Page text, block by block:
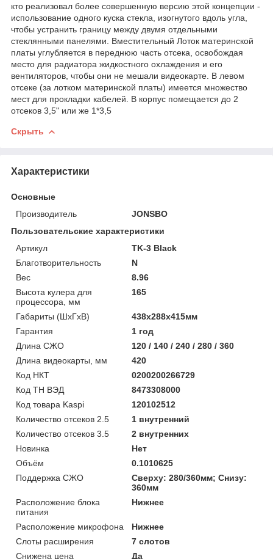
кто реализовал более совершенную версию этой концепции -
использование одного куска стекла, изогнутого вдоль угла,
чтобы устранить границу между двумя отдельными
стеклянными панелями. Вместительный Лоток материнской
платы углубляется в переднюю часть отсека, освобождая
место для радиатора жидкостного охлаждения и его
вентиляторов, чтобы они не мешали видеокарте. В левом
отсеке (за лотком материнской платы) имеется множество
мест для прокладки кабелей. В корпус помещается до 2
отсеков 3,5" или же 1*3,5
Скрыть
Характеристики
Основные
Производитель
JONSBO
Пользовательские характеристики
Артикул
TK-3 Black
Благотворительность
N
Вес
8.96
Высота кулера для
процессора, мм
165
Габариты (ШхГхВ)
438х288х415мм
Гарантия
1 год
Длина СЖО
120 / 140 / 240 / 280 / 360
Длина видеокарты, мм
420
Код НКТ
0200200266729
Код ТН ВЭД
8473308000
Код товара Kaspi
120102512
Количество отсеков 2.5
1 внутренний
Количество отсеков 3.5
2 внутренних
Новинка
Нет
Объём
0.1010625
Поддержка СЖО
Сверху: 280/360мм; Снизу:
360мм
Расположение блока
питания
Нижнее
Расположение микрофона
Нижнее
Слоты расширения
7 слотов
Снижена цена
Да